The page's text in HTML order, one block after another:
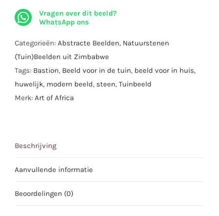
beeld
Zimbabwe
I
47
x
42
Vragen over dit beeld?
WhatsApp ons
Categorieën: Abstracte Beelden, Natuurstenen
(Tuin)Beelden uit Zimbabwe
Tags: Bastion, Beeld voor in de tuin, beeld voor in huis,
huwelijk, modern beeld, steen, Tuinbeeld
Merk: Art of Africa
Beschrijving
Aanvullende informatie
Beoordelingen (0)